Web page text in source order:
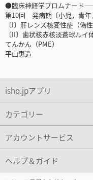
●臨床神経学プロムナード
第10回 発病期〔小児，青年
〔I〕肝レンズ核変性症（偽
〔II〕歯状核赤核淡蒼球ル
てんかん（PME）
平山惠造
isho.jpアプリ
カテゴリー
アカウントサービス
ヘルプ＆ガイド